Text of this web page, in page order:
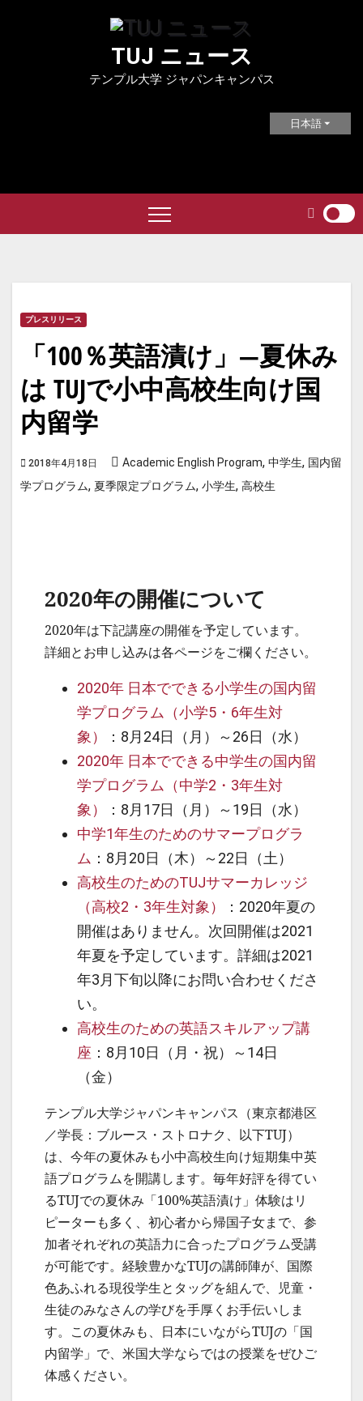
TUJ ニュース
テンプル大学 ジャパンキャンパス
日本語
プレスリリース
「100％英語漬け」—夏休み
は TUJで小中高校生向け国
内留学
2018年4月18日 Academic English Program, 中学生, 国内留
学プログラム, 夏季限定プログラム, 小学生, 高校生
2020年の開催について
2020年は下記講座の開催を予定しています。
詳細とお申し込みは各ページをご欄ください。
2020年 日本でできる小学生の国内留
学プログラム（小学5・6年生対
象）
：8月24日（月）～26日（水）
2020年 日本でできる中学生の国内留
学プログラム（中学2・3年生対
象）
：8月17日（月）～19日（水）
中学1年生のためのサマープログラ
ム ：8月20日（木）～22日（土）
高校生のためのTUJサマーカレッジ
（高校2・3年生対象）
：2020年夏の
開催はありません。次回開催は2021
年夏を予定しています。詳細は2021
年3月下旬以降にお問い合わせくださ
い。
高校生のための英語スキルアップ講
座 ：8月10日（月・祝）～14日
（金）
テンプル大学ジャパンキャンパス（東京都港区
／学長：ブルース・ストロナク、以下TUJ）
は、今年の夏休みも小中高校生向け短期集中英
語プログラムを開講します。毎年好評を得てい
るTUJでの夏休み「100%英語漬け」体験はリ
ピーターも多く、初心者から帰国子女まで、参
加者それぞれの英語力に合ったプログラム受講
が可能です。経験豊かなTUJの講師陣が、国際
色あふれる現役学生とタッグを組んで、児童・
生徒のみなさんの学びを手厚くお手伝いしま
す。この夏休みも、日本にいながらTUJの「国
内留学」で、米国大学ならではの授業をぜひご
体感ください。